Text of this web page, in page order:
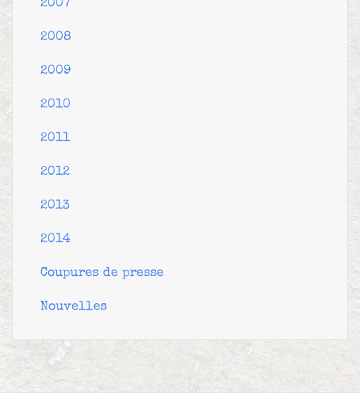
2007
2008
2009
2010
2011
2012
2013
2014
Coupures de presse
Nouvelles